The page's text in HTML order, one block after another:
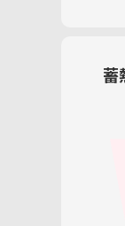
蓄